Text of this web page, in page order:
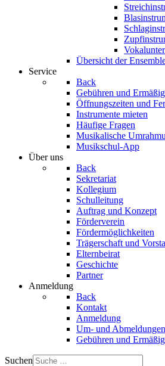
Übersicht der
Service
Back
Gebühren und
Öffnungszeiten und
Instrumente mieten
Häufige Fragen
Musikalische
Musikschul-App
Über uns
Back
Sekretariat
Kollegium
Schulleitung
Auftrag und Konzept
Förderverein
Fördermöglichkeiten
Trägerschaft und
Elternbeirat
Geschichte
Partner
Anmeldung
Back
Kontakt
Anmeldung
Um- und Abmeldungen
Gebühren und
Suchen